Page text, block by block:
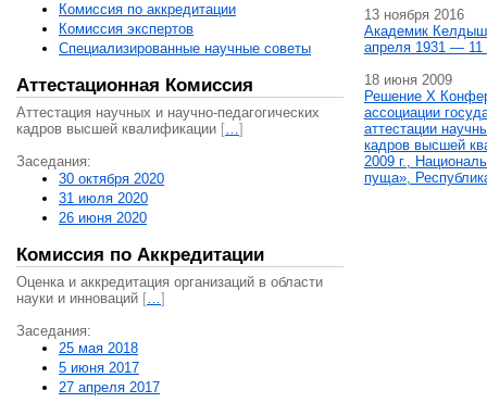
Комиссия по аккредитации
Комиссия экспертов
Специализированные научные советы
Аттестационная Комиссия
Аттестация научных и научно-педагогических
кадров высшей квалификации […]
Заседания:
30 октября 2020
31 июля 2020
26 июня 2020
Комиссия по Аккредитации
Оценка и аккредитация организаций в области
науки и инноваций […]
Заседания:
25 мая 2018
5 июня 2017
27 апреля 2017
13 ноября 2016
Академик
апреля 1931 — 11
18 июня 2009
Решение X
ассоциации
аттестации
кадров высшей
2009 г.,
пуща»,